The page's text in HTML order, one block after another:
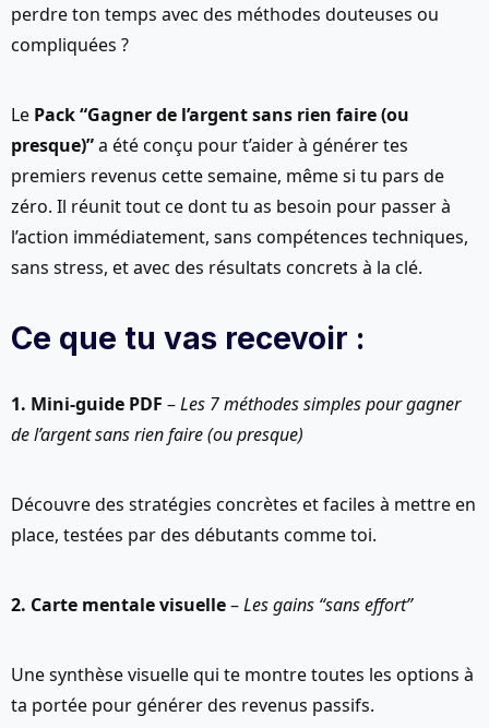
perdre ton temps avec des méthodes douteuses ou
compliquées ?
Le Pack “Gagner de l’argent sans rien faire (ou
presque)”a été conçu pour t’aider à générer tes
premiers revenus cette semaine, même si tu pars de
zéro. Il réunit tout ce dont tu as besoin pour passer à
l’action immédiatement, sans compétences techniques,
sans stress, et avec des résultats concrets à la clé.
Ce que tu vas recevoir :
1. Mini-guide PDF –Les 7 méthodes simples pour gagner
de l’argent sans rien faire (ou presque)
Découvre des stratégies concrètes et faciles à mettre en
place, testées par des débutants comme toi.
2. Carte mentale visuelle–Les gains “sans effort”
Une synthèse visuelle qui te montre toutes les options à
ta portée pour générer des revenus passifs.